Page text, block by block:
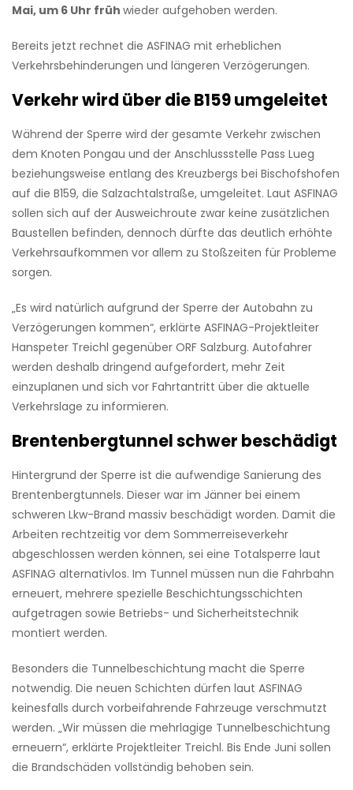
Mai, um 6 Uhr früh wieder aufgehoben werden.
Bereits jetzt rechnet die ASFINAG mit erheblichen
Verkehrsbehinderungen und längeren Verzögerungen.
Verkehr wird über die B159 umgeleitet
Während der Sperre wird der gesamte Verkehr zwischen
dem Knoten Pongau und der Anschlussstelle Pass Lueg
beziehungsweise entlang des Kreuzbergs bei Bischofshofen
auf die B159, die Salzachtalstraße, umgeleitet. Laut ASFINAG
sollen sich auf der Ausweichroute zwar keine zusätzlichen
Baustellen befinden, dennoch dürfte das deutlich erhöhte
Verkehrsaufkommen vor allem zu Stoßzeiten für Probleme
sorgen.
„Es wird natürlich aufgrund der Sperre der Autobahn zu
Verzögerungen kommen“, erklärte ASFINAG-Projektleiter
Hanspeter Treichl gegenüber ORF Salzburg. Autofahrer
werden deshalb dringend aufgefordert, mehr Zeit
einzuplanen und sich vor Fahrtantritt über die aktuelle
Verkehrslage zu informieren.
Brentenbergtunnel schwer beschädigt
Hintergrund der Sperre ist die aufwendige Sanierung des
Brentenbergtunnels. Dieser war im Jänner bei einem
schweren Lkw-Brand massiv beschädigt worden. Damit die
Arbeiten rechtzeitig vor dem Sommerreiseverkehr
abgeschlossen werden können, sei eine Totalsperre laut
ASFINAG alternativlos. Im Tunnel müssen nun die Fahrbahn
erneuert, mehrere spezielle Beschichtungsschichten
aufgetragen sowie Betriebs- und Sicherheitstechnik
montiert werden.
Besonders die Tunnelbeschichtung macht die Sperre
notwendig. Die neuen Schichten dürfen laut ASFINAG
keinesfalls durch vorbeifahrende Fahrzeuge verschmutzt
werden. „Wir müssen die mehrlagige Tunnelbeschichtung
erneuern“, erklärte Projektleiter Treichl. Bis Ende Juni sollen
die Brandschäden vollständig behoben sein.